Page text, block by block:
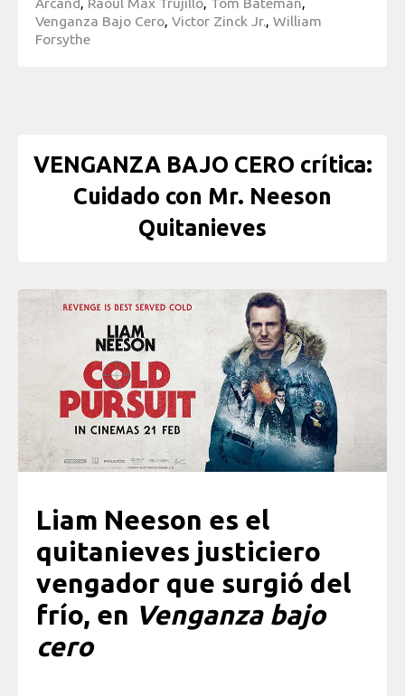
Venganza Bajo Cero, Victor Zinck Jr., William
Forsythe
VENGANZA BAJO CERO crítica:
Cuidado con Mr. Neeson
Quitanieves
Liam Neeson es el
quitanieves justiciero
vengador que surgió del
frío, en Venganza bajo
cero